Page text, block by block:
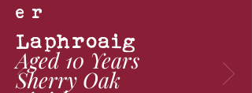
er
Laphroaig
Aged 10 Years
Sherry Oak